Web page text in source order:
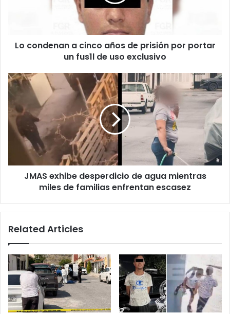
un
uso
exclusivo
Lo condenan a cinco años de prisión por portar
un fus1l de uso exclusivo
JMAS
exhibe
desperdicio
de
agua
mientras
miles
familias
enfrentanJMAS exhibe desperdicio de agua mientras
miles de familias enfrentan escasez
Related Articles